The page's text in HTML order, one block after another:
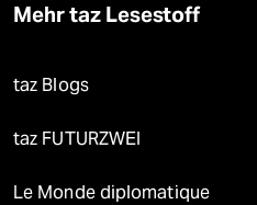
Mehr taz Lesestoff
taz Blogs
taz FUTURZWEI
Le Monde diplomatique